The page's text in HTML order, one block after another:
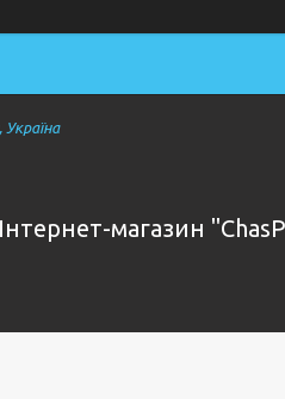
Інтернет-магазин